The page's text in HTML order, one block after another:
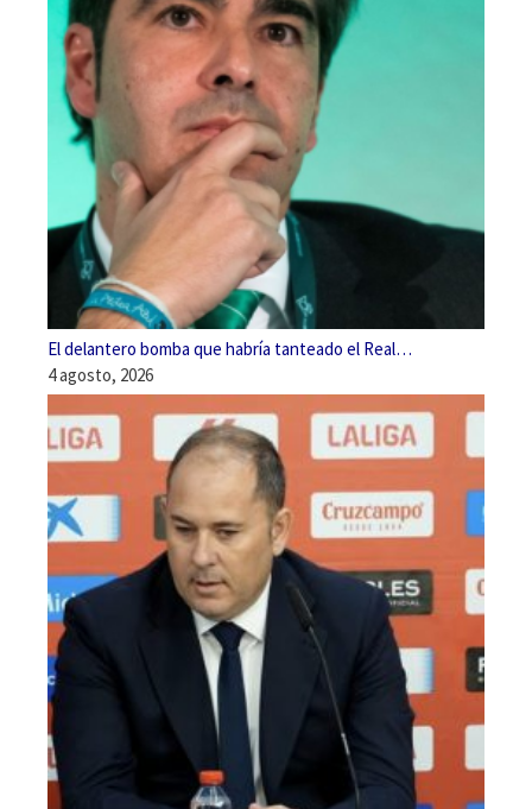
El delantero bomba que habría tanteado el Real…
4 agosto, 2026